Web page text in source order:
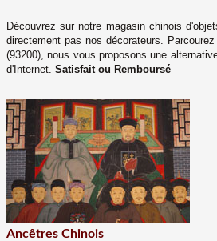
Découvrez sur notre magasin chinois
directement pas nos décorateurs.
(93200), nous vous proposons une
d'Internet. Satisfait ou Remboursé
Ancêtres Chinois